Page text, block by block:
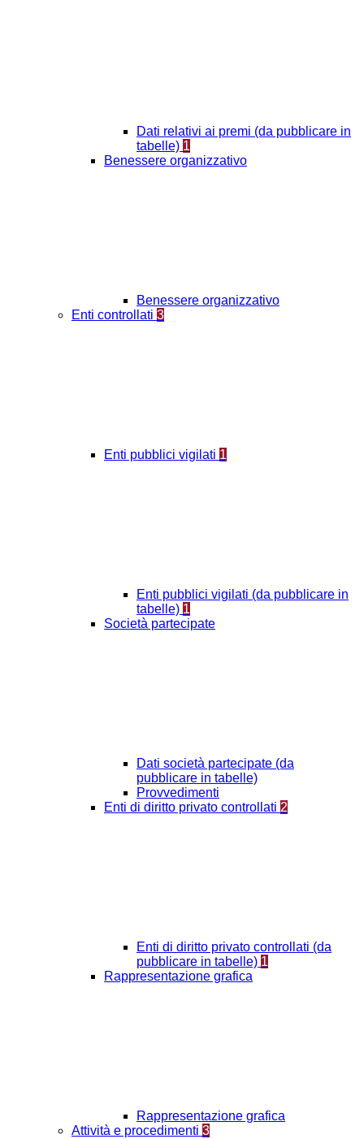
Dati relativi ai premi (da pubblicare in
tabelle) 1
Benessere organizzativo
Benessere organizzativo
Enti controllati 3
Enti pubblici vigilati 1
Enti pubblici vigilati (da pubblicare in
tabelle) 1
Società partecipate
Dati società partecipate (da
pubblicare in tabelle)
Provvedimenti
Enti di diritto privato controllati 2
Enti di diritto privato controllati (da
pubblicare in tabelle) 1
Rappresentazione grafica
Rappresentazione grafica
Attività e procedimenti 3